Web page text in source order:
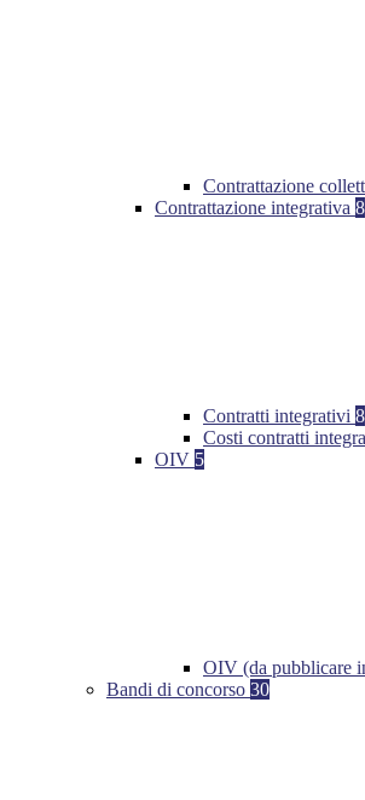
Contrattazione
Contrattazione integrativa 8
Contratti integrativi 8
Costi contratti
OIV 5
OIV (da pubblicare
Bandi di concorso 30